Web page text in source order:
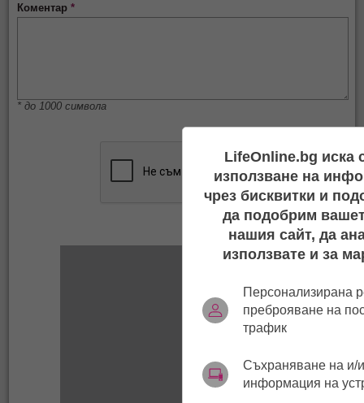
Коментар*
* до 1000 символа
LifeOnline.bg иска
използване на
чрез бисквитки и
да подобрим
нашия сайт, да
използвате и за
Персонализирана
преброяване на
трафик
Съхраняване на и/
информация на